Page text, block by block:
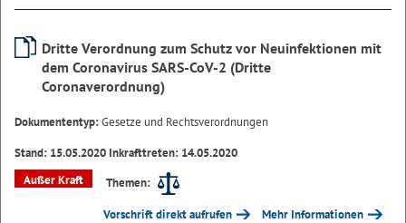
Dritte Verordnung zum Schutz vor Neuinfektionen mit
dem Coronavirus SARS-CoV-2 (Dritte
Coronaverordnung)
Dokumententyp:Gesetze und Rechtsverordnungen
Stand: 15.05.2020 Inkrafttreten: 14.05.2020
Außer Kraft
Themen:
Vorschrift direkt aufrufen Mehr Informationen